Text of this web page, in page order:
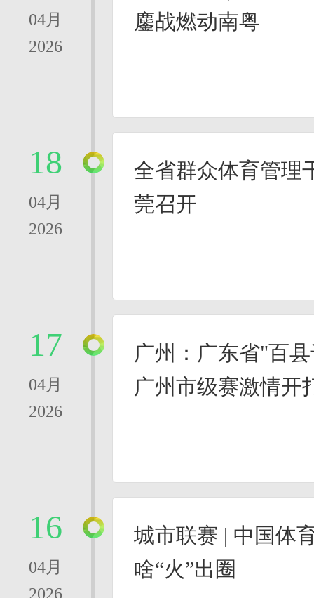
04月
2026
鏖战燃动南粤
18
04月
2026
全省群众体育管理
莞召开
17
04月
2026
广州：广东省"百
广州市级赛激情开
16
04月
2026
城市联赛 | 中国体
啥“火”出圈